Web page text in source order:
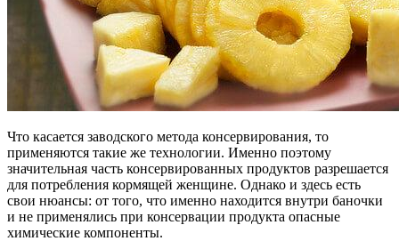
Что касается заводского метода консервирования, то
применяются такие же технологии. Именно поэтому
значительная часть консервированных продуктов разрешается
для потребления кормящей женщине. Однако и здесь есть
свои нюансы: от того, что именно находится внутри баночки
и не применялись при консервации продукта опасные
химические компоненты.